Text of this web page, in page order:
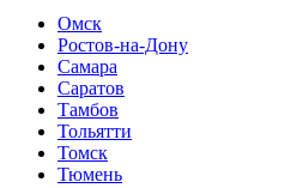
Омск
Ростов-на-Дону
Самара
Саратов
Тамбов
Тольятти
Томск
Тюмень